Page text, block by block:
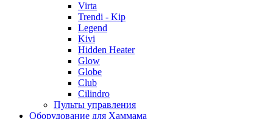
Virta
Trendi - Kip
Legend
Kivi
Hidden Heater
Glow
Globe
Club
Cilindro
Пульты управления
Оборудование для Хаммама